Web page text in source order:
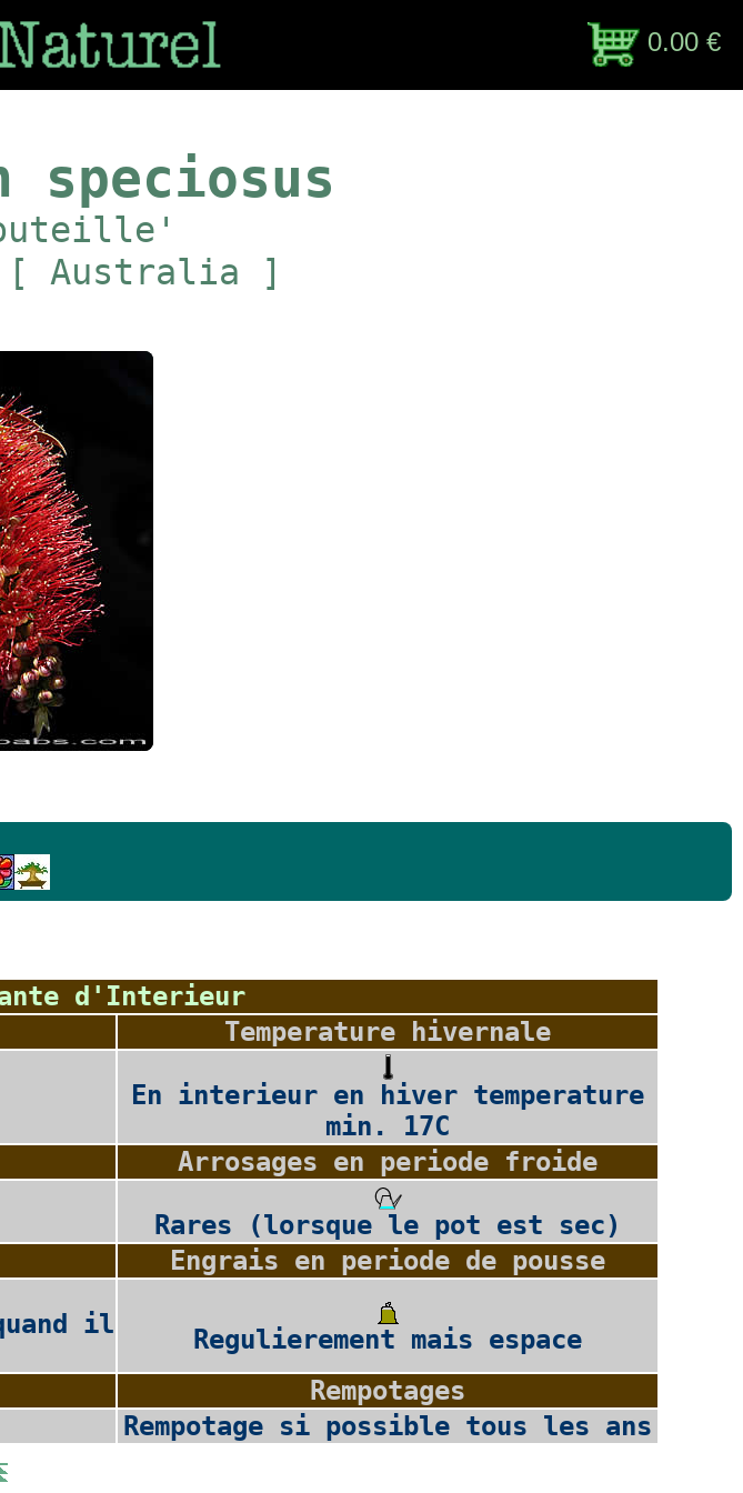
0.00 €
speciosus
[ Australia ]
d'Interieur
Temperature hivernale
En interieur en hiver temperature
min. 17C
Arrosages en periode froide
Rares (lorsque le pot est sec)
Engrais en periode de pousse
il
Regulierement mais espace
Rempotages
Rempotage si possible tous les ans